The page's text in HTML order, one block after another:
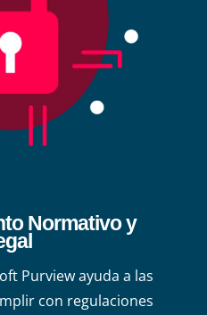
Normativo y
Purview ayuda a las
con regulaciones